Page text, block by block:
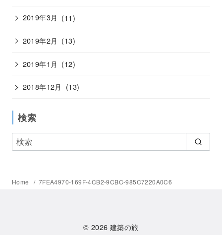
2019年3月 (11)
2019年2月 (13)
2019年1月 (12)
2018年12月 (13)
検索
Home 7FEA4970-169F-4CB2-9CBC-985C7220A0C6
© 2026建築の旅